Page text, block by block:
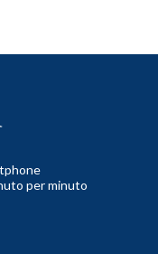
per minuto